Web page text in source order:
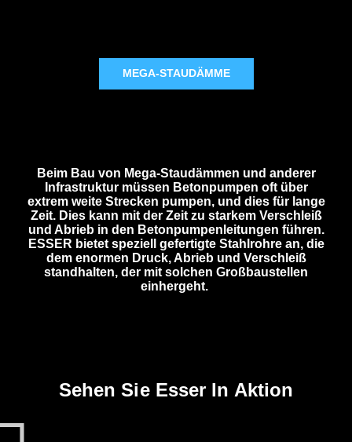
MEGA-STAUDÄMME
Beim Bau von Mega-Staudämmen und anderer
Infrastruktur müssen Betonpumpen oft über
extrem weite Strecken pumpen, und dies für lange
Zeit. Dies kann mit der Zeit zu starkem Verschleiß
und Abrieb in den Betonpumpenleitungen führen.
ESSER bietet speziell gefertigte Stahlrohre an, die
dem enormen Druck, Abrieb und Verschleiß
standhalten, der mit solchen Großbaustellen
einhergeht.
Sehen Sie Esser In Aktion